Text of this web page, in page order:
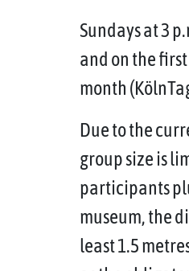
Sundays at 3
and on the
month
Due to the
group size is
participants
museum, the
least 1.5